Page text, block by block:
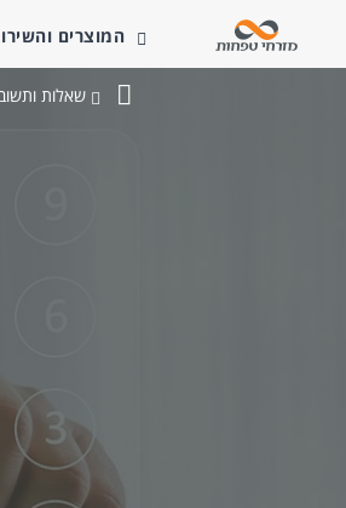
המוצרים
שאלות